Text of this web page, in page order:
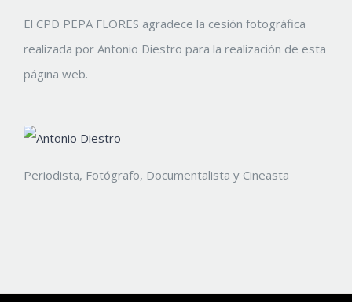
El CPD PEPA FLORES agradece la cesión fotográfica
realizada por Antonio Diestro para la realización de esta
página web.
Periodista, Fotógrafo, Documentalista y Cineasta